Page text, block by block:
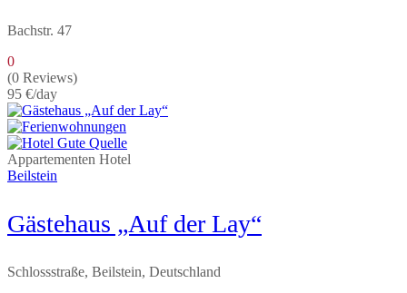
Bachstr. 47
0
(0 Reviews)
95 €/day
Appartementen Hotel
Beilstein
Gästehaus „Auf der Lay“
Schlossstraße, Beilstein, Deutschland